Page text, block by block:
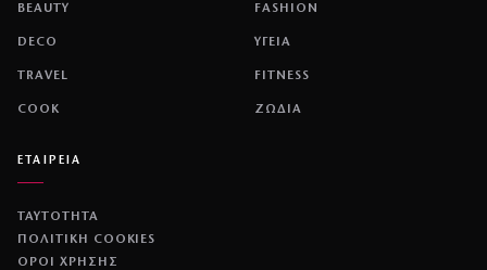
BEAUTY FASHION
DECO ΥΓΕΙΑ
TRAVEL FITNESS
COOK ΖΩΔΙΑ
ΕΤΑΙΡΕΙΑ
ΤΑΥΤΟΤΗΤΑ
ΠΟΛΙΤΙΚΉ COOKIES
ΌΡΟΙ ΧΡΉΣΗΣ